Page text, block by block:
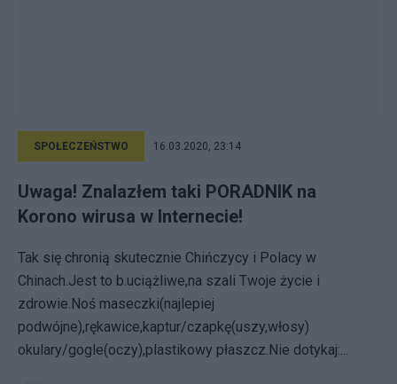
SPOŁECZEŃSTWO 16.03.2020, 23:14
Uwaga! Znalazłem taki PORADNIK na
Korono wirusa w Internecie!
Tak się chronią skutecznie Chińczycy i Polacy w
Chinach.Jest to b.uciążliwe,na szali Twoje życie i
zdrowie.Noś maseczki(najlepiej
podwójne),rękawice,kaptur/czapkę(uszy,włosy)
okulary/gogle(oczy),plastikowy płaszcz.Nie dotykaj:...